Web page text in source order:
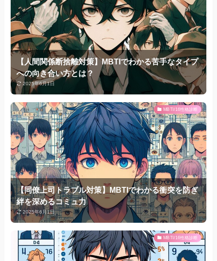
【人間関係断捨離対策】MBTIでわかる苦手なタイプ
への向き合い方とは？
2025年6月1日
MBTI/16性格診断
【同僚上司トラブル対策】MBTIでわかる衝突を防ぎ
絆を深めるコミュ力
2025年6月1日
MBTI/16性格診断